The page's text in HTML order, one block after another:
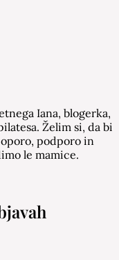
Iana, blogerka,
Želim si, da bi
oporo, podporo in
le mamice.